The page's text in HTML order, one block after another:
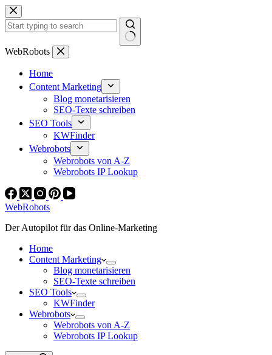
Zum
Inhalt
springen
Keine
WebRobots
Home
Content Marketing
Blog monetarisieren
SEO-Texte schreiben
SEO Tools
KWFinder
Webrobots
Webrobots von A-Z
Webrobots IP Lookup
WebRobots
Der Autopilot für das Online-Marketing
Home
Content Marketing
Blog monetarisieren
SEO-Texte schreiben
SEO Tools
KWFinder
Webrobots
Webrobots von A-Z
Webrobots IP Lookup